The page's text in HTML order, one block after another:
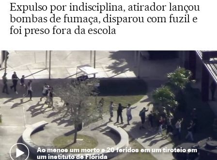
Expulso por indisciplina, atirador lançou
bombas de fumaça, disparou com fuzil e
foi preso fora da escola
Ao menos um morto e 20 feridos em um tiroteio em
um instituto de Flórida